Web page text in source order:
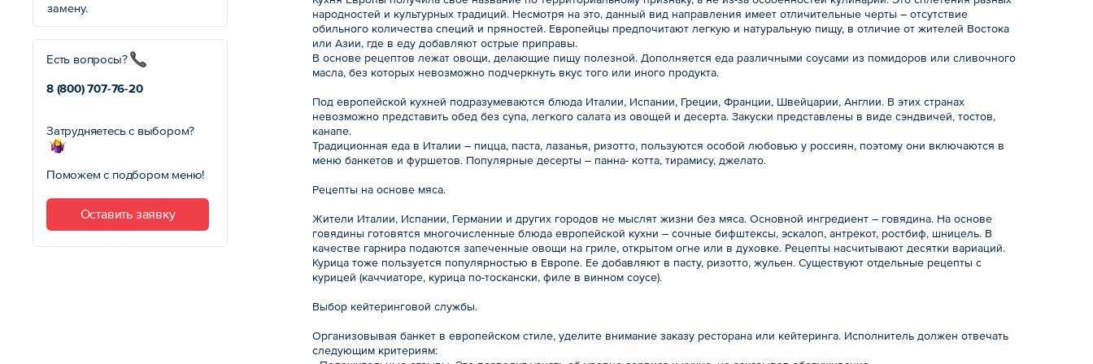
замену.
Есть вопросы?
8 (800) 707-76-20
Затрудняетесь с выбором?
Поможем с подбором меню!
Оставить заявку
народностей и культурных традиций. Несмотря на это, данный вид направления имеет отличительные черты – отсутствие
обильного количества специй и пряностей. Европейцы предпочитают легкую и натуральную пищу, в отличие от жителей Востока
или Азии, где в еду добавляют острые приправы.
В основе рецептов лежат овощи, делающие пищу полезной. Дополняется еда различными соусами из помидоров или сливочного
масла, без которых невозможно подчеркнуть вкус того или иного продукта.
Под европейской кухней подразумеваются блюда Италии, Испании, Греции, Франции, Швейцарии, Англии. В этих странах
невозможно представить обед без супа, легкого салата из овощей и десерта. Закуски представлены в виде сэндвичей, тостов,
канапе.
Традиционная еда в Италии – пицца, паста, лазанья, ризотто, пользуются особой любовью у россиян, поэтому они включаются в
меню банкетов и фуршетов. Популярные десерты – панна- котта, тирамису, джелато.
Рецепты на основе мяса.
Жители Италии, Испании, Германии и других городов не мыслят жизни без мяса. Основной ингредиент – говядина. На основе
говядины готовятся многочисленные блюда европейской кухни – сочные бифштексы, эскалоп, антрекот, ростбиф, шницель. В
качестве гарнира подаются запеченные овощи на гриле, открытом огне или в духовке. Рецепты насчитывают десятки вариаций.
Курица тоже пользуется популярностью в Европе. Ее добавляют в пасту, ризотто, жульен. Существуют отдельные рецепты с
курицей (каччиаторе, курица по-тоскански, филе в винном соусе).
Выбор кейтеринговой службы.
Организовывая банкет в европейском стиле, уделите внимание заказу ресторана или кейтеринга. Исполнитель должен отвечать
следующим критериям: